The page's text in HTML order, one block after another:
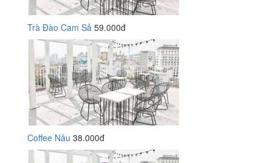
Trà Đào Cam Sả 59.000đ
Coffee Nâu 38.000đ